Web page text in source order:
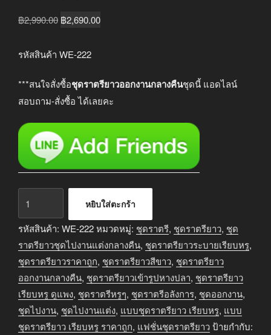
฿2,990.00 Original
was:
฿2,690.00Current
รหัสสินค้า WE-222
***สนใจสั่งซื้อชุดราตรียาวออกงานกลางคืนชุดนี้ แอดไลน์
สอบถาม-สั่งซื้อ ได้เลยคะ
ชุด
ราตรี
ยาว
ออกงาน
กลาง
คืน
สี
ขาว
หยิบใส่ตะกร้า
รหัสสินค้า: WE-222หมวดหมู่: ชุดราตรี, ชุดราตรียาว, ชุด
ราตรียาวชุดไปงานแต่งกลางคืน, ชุดราตรียาวระบายเรียบหรู,
ชุดราตรียาวราคาถูก, ชุดราตรียาวสีขาว, ชุดราตรียาว
ออกงานกลางคืน, ชุดราตรียาวเข้ารูปหางปลา, ชุดราตรียาว
เรียบหรู ดูแพง, ชุดราตรีหรูๆ, ชุดราตรีอลังการ, ชุดออกงาน,
ชุดไปงาน, ชุดไปงานแต่ง, แบบชุดราตรียาว เรียบหรู, แบบ
ชุดราตรียาว เรียบหรู ราคาถูก, แฟชั่นชุดราตรียาวป้ายกำกับ: